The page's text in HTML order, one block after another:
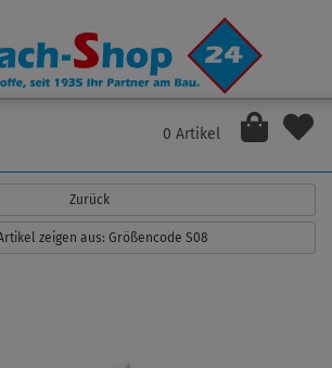
0 Artikel
Zurück
zeigen aus: Größencode S08